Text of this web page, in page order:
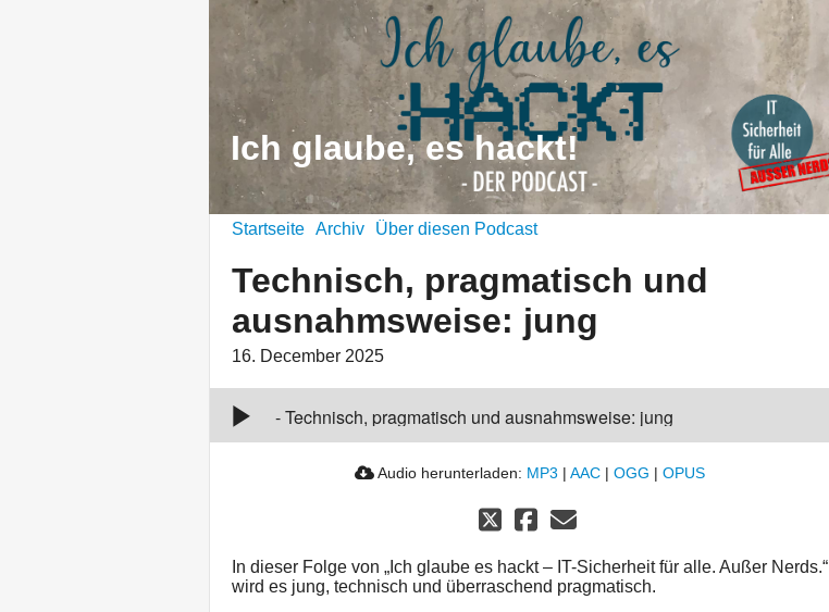
Ich glaube, es hackt!
Startseite Archiv Über diesen Podcast
Technisch, pragmatisch und
ausnahmsweise: jung
16. December 2025
Technisch, pragmatisch und ausnahmsweise:
jung
-Technisch, pragmatisch und ausnahmsweise: jung
Audio herunterladen: MP3 | AAC | OGG | OPUS
In dieser Folge von „Ich glaube es hackt – IT-Sicherheit für alle. Außer Nerds.“
wird es jung, technisch und überraschend pragmatisch.